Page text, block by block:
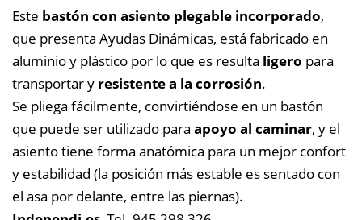
Este bastón con asiento plegable incorporado,
que presenta Ayudas Dinámicas, está fabricado en
aluminio y plástico por lo que es resulta ligero para
transportar y resistente a la corrosión.
Se pliega fácilmente, convirtiéndose en un bastón
que puede ser utilizado para apoyo al caminar, y el
asiento tiene forma anatómica para un mejor confort
y estabilidad (la posición más estable es sentado con
el asa por delante, entre las piernas).